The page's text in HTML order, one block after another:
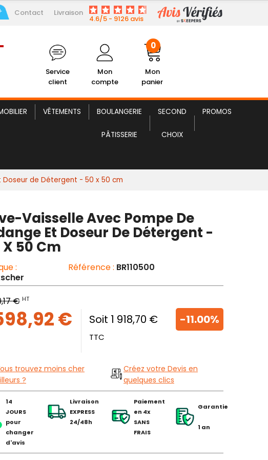
Contact Livraison
4.6/5 - 9126 avis
Service
client
Mon
compte
Mon
panier
0
VÊTEMENTS BOULANGERIE
PÂTISSERIE
SECOND
CHOIX
PROMOS
Pompe de Vidange et Doseur... 1 598,92 € HT
de Détergent - 50 x 50 cm
Vaisselle Avec Pompe De
Et Doseur De Détergent -
X 50 Cm
:
Référence : BR110500
€ HT
€ Soit 1 918,70 €
TTC
-11.00%
trouvez moins cher
?
Créez votre Devis en
quelques clics
14
JOURS
pour
changer
d'avis
Livraison
EXPRESS
24/48h
Paiement
en 4x
SANS
FRAIS
Garantie
1 an